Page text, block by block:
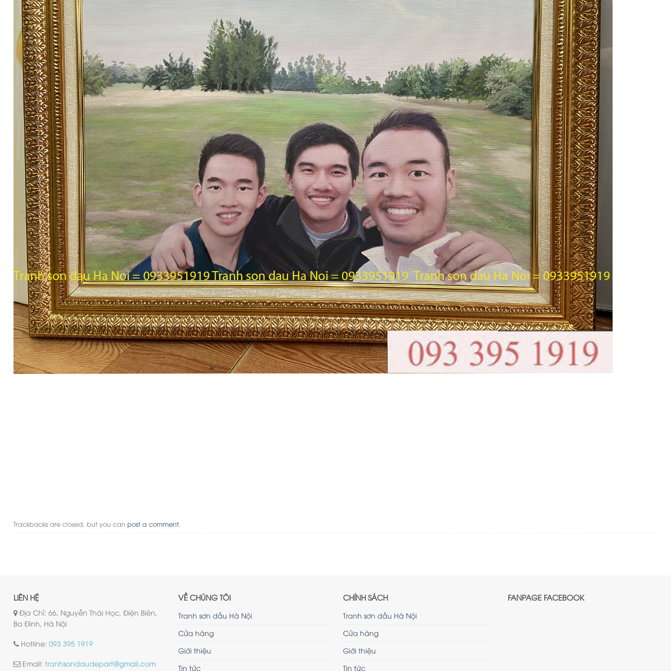
Trackbacks are closed, but you can post a comment.
LIÊN HỆ
Địa Chỉ: 66, Nguyễn Thái Học, Điện Biên,
Ba Đình, Hà Nội
Hotline: 093 395 1919
Email: tranhsondaudepart@gmail.com
VỀ CHÚNG TÔI
Tranh sơn dầu Hà Nội
Cửa hàng
Giới thiệu
Tin tức
CHÍNH SÁCH
Tranh sơn dầu Hà Nội
Cửa hàng
Giới thiệu
Tin tức
FANPAGE FACEBOOK